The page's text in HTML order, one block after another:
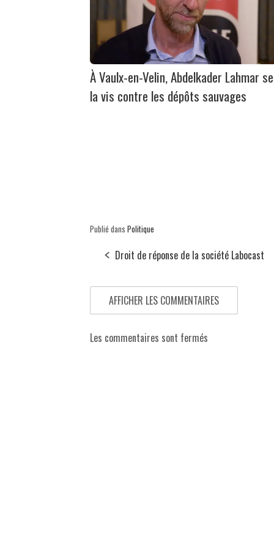
À Vaulx-en-Velin, Abdelkader Lahmar
la vis contre les dépôts sauvages
Publié dans Politique
Droit de réponse de la société Labocast
AFFICHER LES COMMENTAIRES
Les commentaires sont fermés